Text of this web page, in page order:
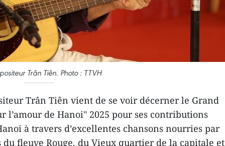
Trân Tiên. Photo : TTVH
Trân Tiên vient de se voir décerner le Grand
l’amour de Hanoi" 2025 pour ses contributions
à travers d’excellentes chansons nourries par
fleuve Rouge, du Vieux quartier de la capitale et